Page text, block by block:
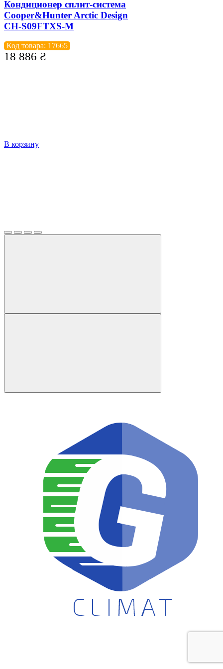
Кондиционер сплит-система
Cooper&Hunter Arctic Design
CH-S09FTXS-M
Код товара: 17665
18 886 ₴
В корзину